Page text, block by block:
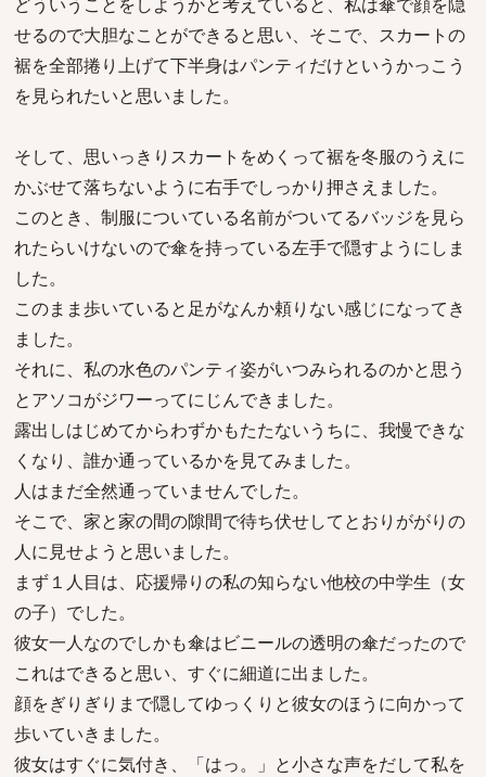
せるので大胆なことができると思い、そこで、スカートの
裾を全部捲り上げて下半身はパンティだけというかっこう
を見られたいと思いました。
そして、思いっきりスカートをめくって裾を冬服のうえに
かぶせて落ちないように右手でしっかり押さえました。
このとき、制服についている名前がついてるバッジを見ら
れたらいけないので傘を持っている左手で隠すようにしま
した。
このまま歩いていると足がなんか頼りない感じになってき
ました。
それに、私の水色のパンティ姿がいつみられるのかと思う
とアソコがジワーってにじんできました。
露出しはじめてからわずかもたたないうちに、我慢できな
くなり、誰か通っているかを見てみました。
人はまだ全然通っていませんでした。
そこで、家と家の間の隙間で待ち伏せしてとおりががりの
人に見せようと思いました。
まず１人目は、応援帰りの私の知らない他校の中学生（女
の子）でした。
彼女一人なのでしかも傘はビニールの透明の傘だったので
これはできると思い、すぐに細道に出ました。
顔をぎりぎりまで隠してゆっくりと彼女のほうに向かって
歩いていきました。
彼女はすぐに気付き、「はっ。」と小さな声をだして私を